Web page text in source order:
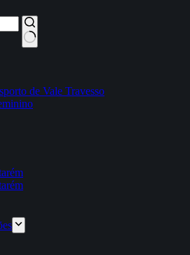
de Vale Travesso